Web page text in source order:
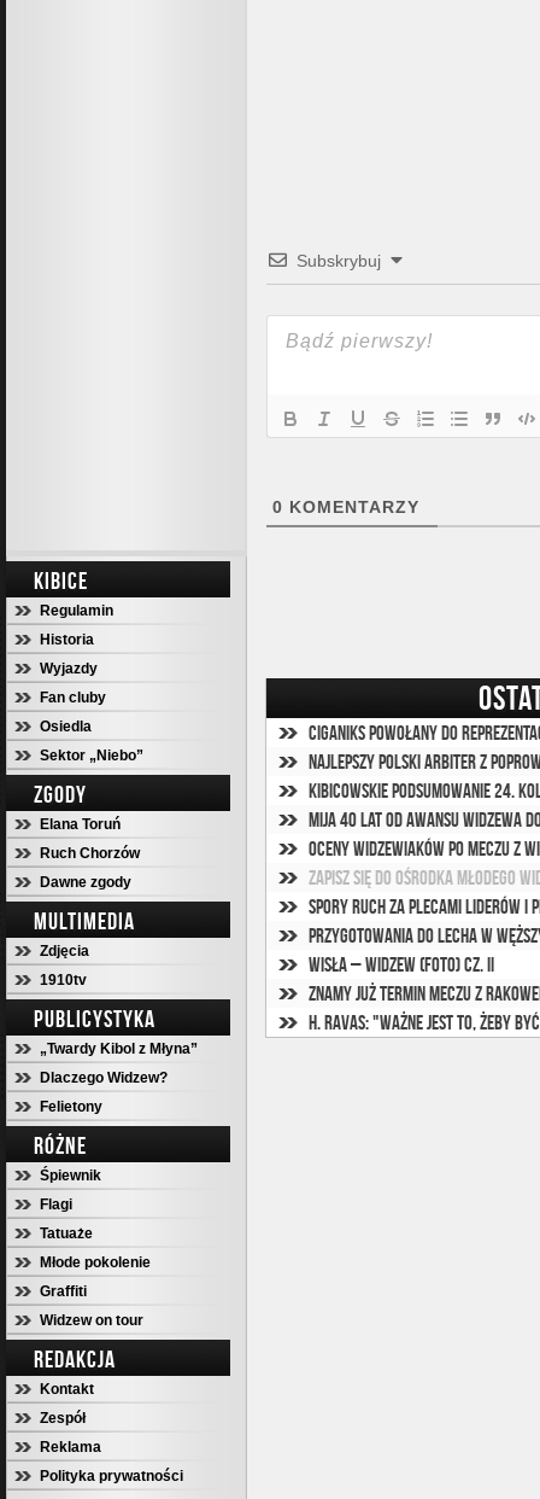
KIBICE
Regulamin
Historia
Wyjazdy
Fan cluby
Osiedla
Sektor „Niebo”
ZGODY
Elana Toruń
Ruch Chorzów
Dawne zgody
MULTIMEDIA
Zdjęcia
1910tv
PUBLICYSTYKA
„Twardy Kibol z Młyna”
Dlaczego Widzew?
Felietony
RÓŻNE
Śpiewnik
Flagi
Tatuaże
Młode pokolenie
Graffiti
Widzew on tour
REDAKCJA
Kontakt
Zespół
Reklama
Polityka prywatności
Subskrybuj
0 KOMENTARZY
Ciganiks powołany do
Najlepszy polski arbiter z
Kibicowskie podsumowanie 24.
Mija 40 lat od awansu Widzewa
Oceny widzewiaków po meczu z
Zapisz się do ośrodka Młodego
Spory ruch za plecami liderów i
Wisła – Widzew (foto) cz. II
Znamy już termin meczu z